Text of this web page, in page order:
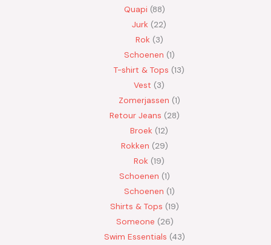
Quapi 88
Jurk
22
Rok 3
Schoenen 1
T-shirt & Tops 13
Vest
3
Zomerjassen 1
Retour Jeans
28
Broek 12
Rokken
29
Rok 19
Schoenen 1
Schoenen 1
Shirts & Tops 19
Someone 26
Swim Essentials 43